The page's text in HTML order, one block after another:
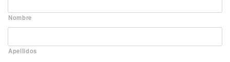
Nombre
Apellidos